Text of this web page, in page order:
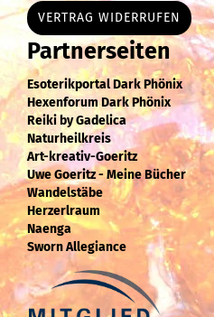
VERTRAG WIDERRUFEN
Partnerseiten
Esoterikportal Dark Phönix
Hexenforum Dark Phönix
Reiki by Gadelica
Naturheilkreis
Art-kreativ-Goeritz
Uwe Goeritz - Meine Bücher
Wandelstäbe
Herzerlraum
Naenga
Sworn Allegiance